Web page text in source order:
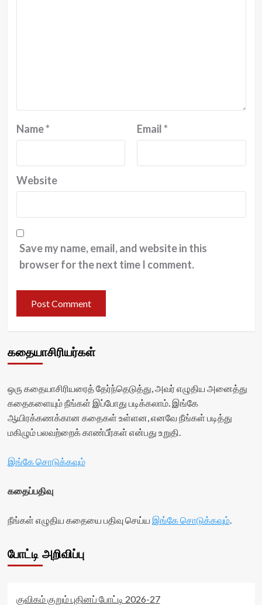
Name* Email*
Website
Save my name, email, and website in this
browser for the next time I comment.
கதையாசிரியர்கள்
ஒரு கதையாசிரியரைத் தேர்ந்தெடுத்து, அவர் எழுதிய அனைத்து
கதைகளையும் நீங்கள் இப்போது படிக்கலாம். இங்கே
ஆயிரக்கணக்கான கதைகள் உள்ளன, எனவே நீங்கள் படித்து
மகிழும் பலவற்றைக் காண்பீர்கள் என்பது உறுதி.
இங்கே சொடுக்கவும்
கதைப்பதிவு
நீங்கள் எழுதிய கதையை பதிவு செய்ய இங்கே சொடுக்கவும்.
போட்டி அறிவிப்பு
குவிகம் குறும் புதினப் போட்டி 2026-27